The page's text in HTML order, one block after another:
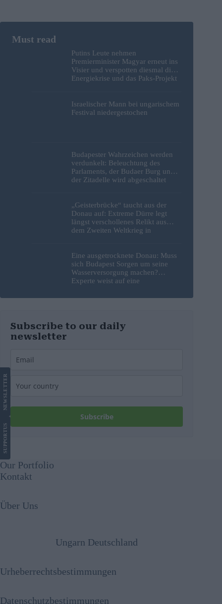
Putins Leute nehmen
Premierminister Magyar erneut ins
Visier und verspotten diesmal die
Energiekrise und das Paks-Projekt
Israelischer Mann bei ungarischem
Festival niedergestochen
Budapester Wahrzeichen werden
verdunkelt: Beleuchtung des
Parlaments, der Budaer Burg und
der Zitadelle wird abgeschaltet
„Geisterbrücke“ taucht aus der
Donau auf: Extreme Dürre legt
längst verschollenes Relikt aus
dem Zweiten Weltkrieg in
Eine ausgetrocknete Donau: Muss
sich Budapest Sorgen um seine
Wasserversorgung machen?
Experte weist auf eine
Subscribe to our daily
newsletter
Subscribe
SUPPORT
US
NEWS
LETTER
Our Portfolio
Kontakt
Über Uns
Ungarn Deutschland
Urheberrechtsbestimmungen
Datenschutzbestimmungen